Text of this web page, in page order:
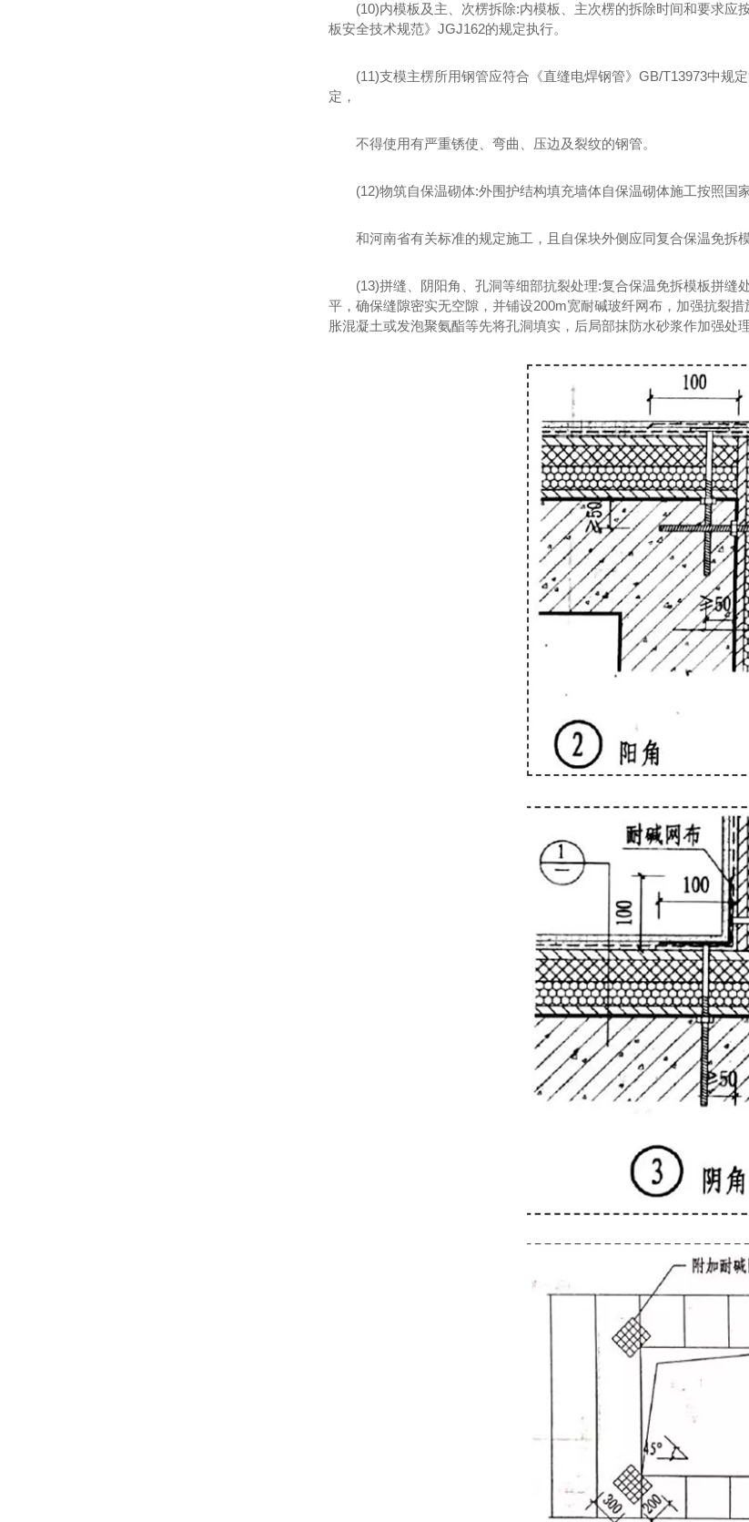
(10)内模板及主、次楞拆除:内模板、主次楞的拆除时间和要求
板安全技术规范》JGJ162的规定执行。
(11)支模主楞所用钢管应符合《直缝电焊钢管》GB/T13973中规
定，
不得使用有严重锈使、弯曲、压边及裂纹的钢管。
(12)物筑自保温砌体:外围护结构填充墙体自保温砌体施工按照国
和河南省有关标准的规定施工，且自保块外侧应同复合保温免拆
(13)拼缝、阴阳角、孔洞等细部抗裂处理:复合保温免拆模板拼
平，确保缝隙密实无空隙，并铺设200m宽耐碱玻纤网布，加强抗裂
胀混凝土或发泡聚氨酯等先将孔洞填实，后局部抹防水砂浆作加强处理